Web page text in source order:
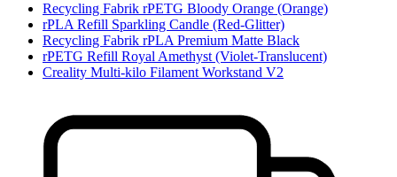
Recycling Fabrik rPETG Bloody Orange (Orange)
rPLA Refill Sparkling Candle (Red-Glitter)
Recycling Fabrik rPLA Premium Matte Black
rPETG Refill Royal Amethyst (Violet-Translucent)
Creality Multi-kilo Filament Workstand V2